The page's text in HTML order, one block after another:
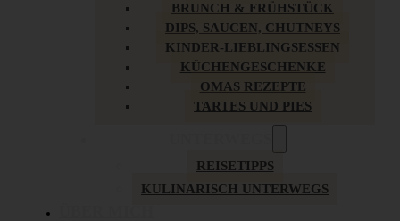
BRUNCH & FRÜHSTÜCK
DIPS, SAUCEN, CHUTNEYS
KINDER-LIEBLINGSESSEN
KÜCHENGESCHENKE
OMAS REZEPTE
TARTES UND PIES
REISETIPPS
KULINARISCH UNTERWEGS